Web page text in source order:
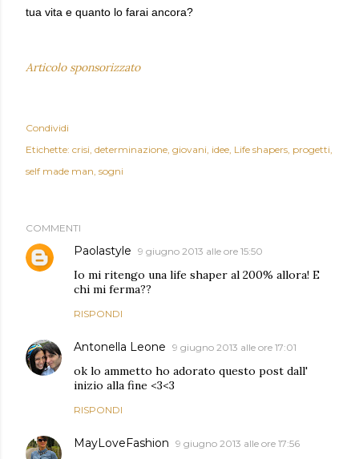
tua vita e quanto lo farai ancora?
Articolo sponsorizzato
Condividi
Etichette: crisi determinazione giovani idee Life shapers progetti
self made man sogni
COMMENTI
Paolastyle 9 giugno 2013 alle ore 15:50
Io mi ritengo una life shaper al 200% allora! E
chi mi ferma??
RISPONDI
Antonella Leone 9 giugno 2013 alle ore 17:01
ok lo ammetto ho adorato questo post dall'
inizio alla fine <3<3
RISPONDI
MayLoveFashion 9 giugno 2013 alle ore 17:56